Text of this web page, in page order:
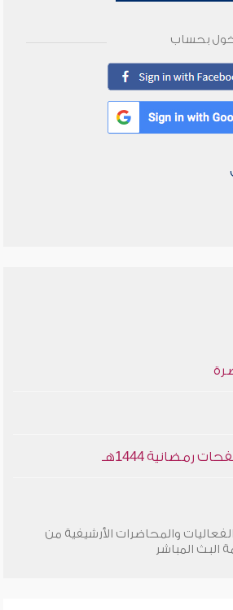
بحساب
رمضانية 1444هـ
والمحاضرات الأرشيفية من
البث المباشر